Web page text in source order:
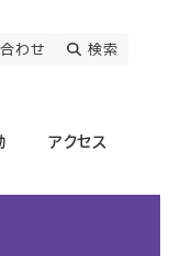
わせ 検索
アクセス